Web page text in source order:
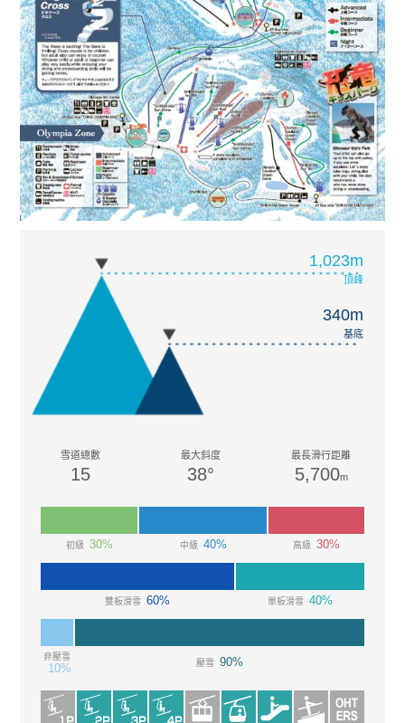
1,023m
頂峰
340m
基底
雪道總數
15
最大斜度
38°
最長滑行距離
5,700m
初級 30% 中級 40% 高級 30%
雙板滑雪 60% 單板滑雪 40%
非壓雪
10% 壓雪 90%